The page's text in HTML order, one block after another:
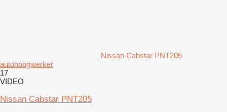
Nissan Cabstar PNT205
autohoogwerker
17
VIDEO
Nissan Cabstar PNT205